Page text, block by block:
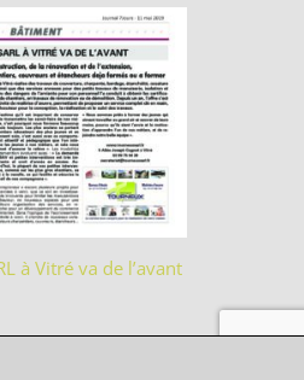
à Vitré va de l’avant